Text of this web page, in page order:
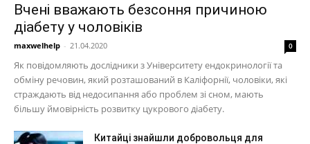
Вчені вважають безсоння причиною
діабету у чоловіків
maxwelhelp - 21.04.2020 0
Як повідомляють дослідники з Університету ендокринології та
обміну речовин, який розташований в Каліфорнії, чоловіки, які
страждають від недосипання або проблем зі сном, мають
більшу ймовірність розвитку цукрового діабету.
Китайці знайшли добровольця для